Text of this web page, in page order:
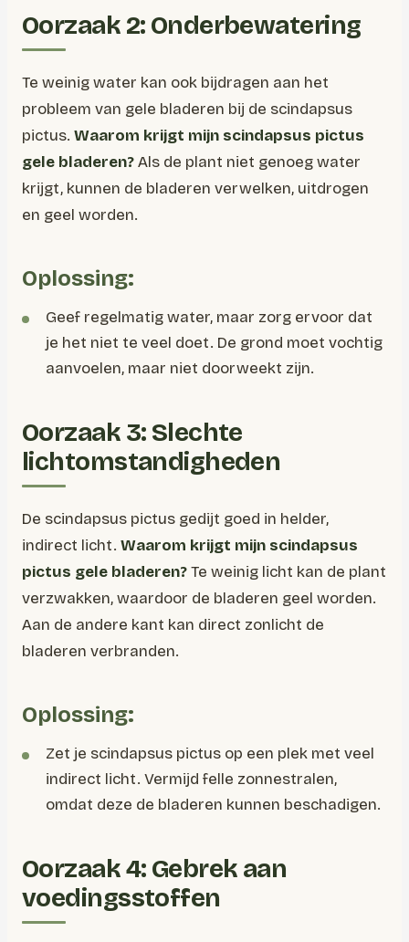
Oorzaak 2: Onderbewatering
Te weinig water kan ook bijdragen aan het
probleem van gele bladeren bij de scindapsus
pictus. Waarom krijgt mijn scindapsus pictus
gele bladeren?Als de plant niet genoeg water
krijgt, kunnen de bladeren verwelken, uitdrogen
en geel worden.
Oplossing:
Geef regelmatig water, maar zorg ervoor dat
je het niet te veel doet. De grond moet vochtig
aanvoelen, maar niet doorweekt zijn.
Oorzaak 3: Slechte
lichtomstandigheden
De scindapsus pictus gedijt goed in helder,
indirect licht. Waarom krijgt mijn scindapsus
pictus gele bladeren?Te weinig licht kan de plant
verzwakken, waardoor de bladeren geel worden.
Aan de andere kant kan direct zonlicht de
bladeren verbranden.
Oplossing:
Zet je scindapsus pictus op een plek met veel
indirect licht. Vermijd felle zonnestralen,
omdat deze de bladeren kunnen beschadigen.
Oorzaak 4: Gebrek aan
voedingsstoffen